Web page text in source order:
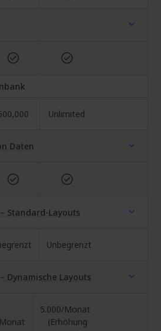
Business: Enterprise:
Business: Enterprise:
Unlimited
Daten
Business: Enterprise:
Standard-Layouts
Business: Enterprise:
Unbegrenzt
Dynamische Layouts
Business: Enterprise:
5.000/Monat
(Erhöhung